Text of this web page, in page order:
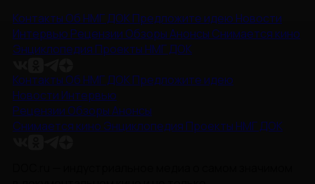
Контакты Об НМГ ДОКПредложите идею Новости
Интервью Рецензии ОбзорыАнонсы Снимается кино
Энциклопедия Проекты НМГ ДОК
Контакты Об НМГ ДОКПредложите идею
Новости Интервью
Рецензии ОбзорыАнонсы
Снимается кино Энциклопедия Проекты НМГ ДОК